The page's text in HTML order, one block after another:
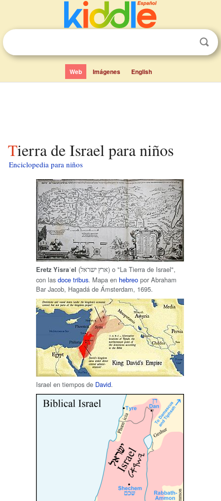
Web Imágenes English
Tierra de Israel para niños
Enciclopedia para niños
Eretz Yisraˈel (ארץ ישראל) o "La Tierra de Israel",
con las doce tribus. Mapa en hebreo por Abraham
Bar Jacob, Hagadá de Ámsterdam, 1695.
Israel en tiempos de David.